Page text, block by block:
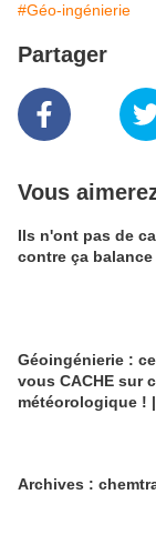
#Géo-ingénierie
Partager
Vous
Ils n'ont pas de
contre ça
Géoingénierie :
vous CACHE sur
météorologique ! |
Archives :